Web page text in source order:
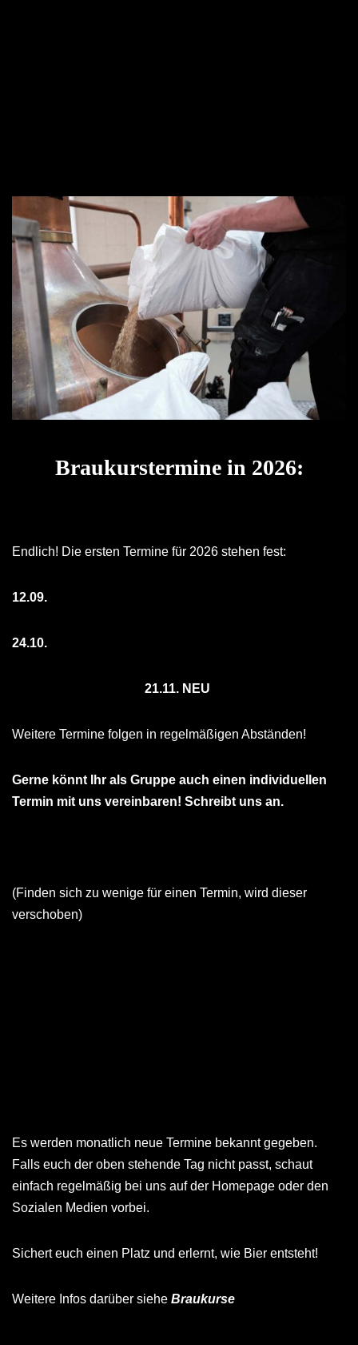
Braukurstermine in 2026:
Endlich! Die ersten Termine für 2026 stehen fest:
12.09.
24.10.
21.11. NEU
Weitere Termine folgen in regelmäßigen Abständen!
Gerne könnt Ihr als Gruppe auch einen individuellen
Termin mit uns vereinbaren! Schreibt uns an.
(Finden sich zu wenige für einen Termin, wird dieser
verschoben)
Es werden monatlich neue Termine bekannt gegeben.
Falls euch der oben stehende Tag nicht passt, schaut
einfach regelmäßig bei uns auf der Homepage oder den
Sozialen Medien vorbei.
Sichert euch einen Platz und erlernt, wie Bier entsteht!
Weitere Infos darüber siehe Braukurse